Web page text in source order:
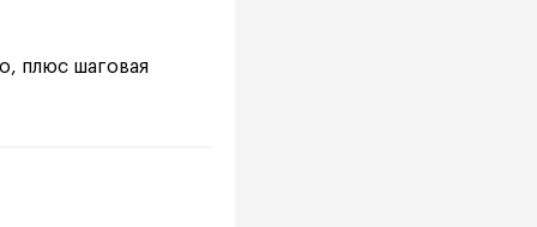
плюс шаговая